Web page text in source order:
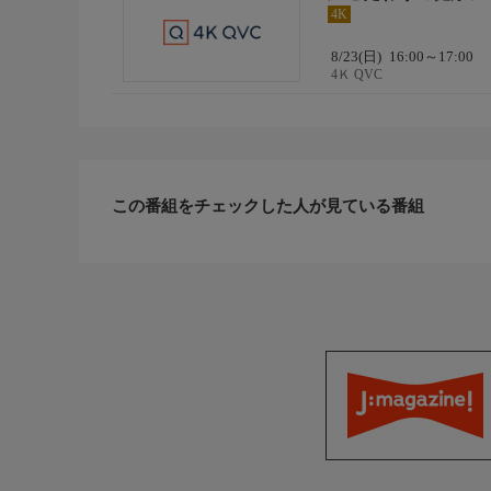
4K
8/23(日) 16:00～17:00
4Ｋ QVC
この番組をチェックした人が見ている番組